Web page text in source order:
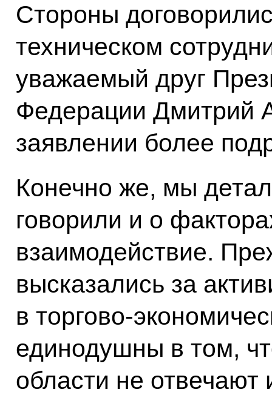
Стороны
техническом
уважаемый друг
Федерации Дмитрий
заявлении более
Конечно же, мы
говорили и о
взаимодействие.
высказались за
в торгово-
единодушны в том,
области не